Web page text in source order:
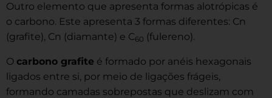
Outro elemento que apresenta formas alotrópicas é
o carbono. Este apresenta 3 formas diferentes: Cn
(grafite), Cn (diamante) e C60 (fulereno).
O carbono grafite é formado por anéis hexagonais
ligados entre si, por meio de ligações frágeis,
formando camadas sobrepostas que deslizam com